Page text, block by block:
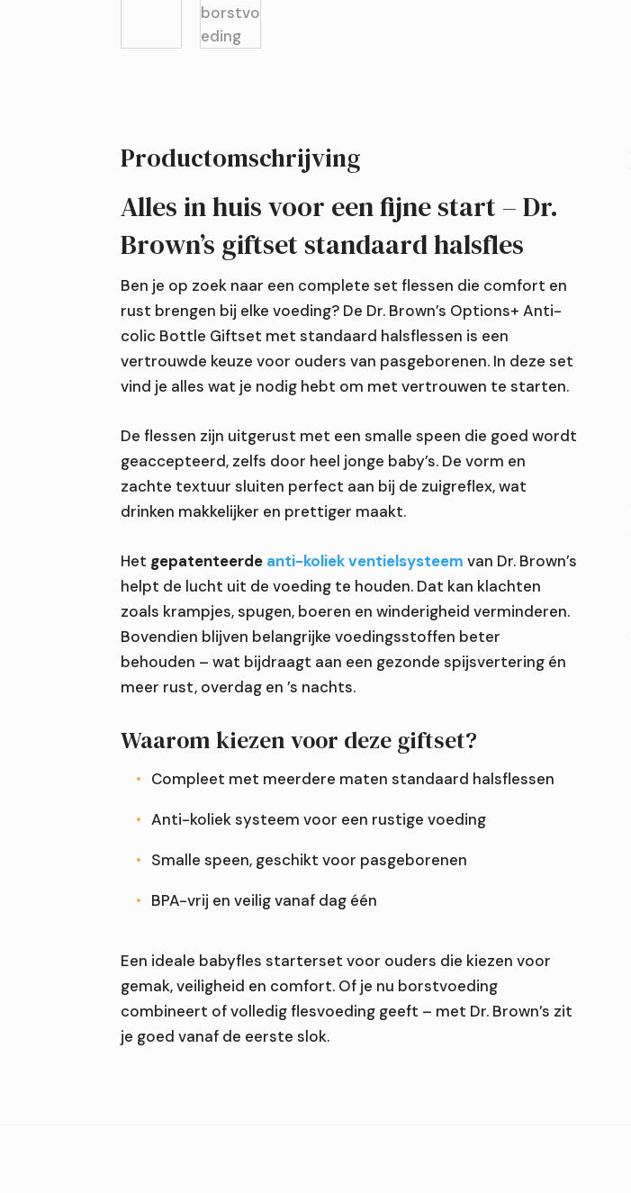
Productomschrijving
Alles in huis voor een fijne start – Dr.
Brown’s giftset standaard halsfles
Ben je op zoek naar een complete set flessen die comfort en
rust brengen bij elke voeding? De Dr. Brown’s Options+ Anti-
colic Bottle Giftset met standaard halsflessen is een
vertrouwde keuze voor ouders van pasgeborenen. In deze set
vind je alles wat je nodig hebt om met vertrouwen te starten.
De flessen zijn uitgerust met een smalle speen die goed wordt
geaccepteerd, zelfs door heel jonge baby’s. De vorm en
zachte textuur sluiten perfect aan bij de zuigreflex, wat
drinken makkelijker en prettiger maakt.
Het gepatenteerde anti-koliek ventielsysteem van Dr. Brown’s
helpt de lucht uit de voeding te houden. Dat kan klachten
zoals krampjes, spugen, boeren en winderigheid verminderen.
Bovendien blijven belangrijke voedingsstoffen beter
behouden – wat bijdraagt aan een gezonde spijsvertering én
meer rust, overdag en ’s nachts.
Waarom kiezen voor deze giftset?
Compleet met meerdere maten standaard halsflessen
Anti-koliek systeem voor een rustige voeding
Smalle speen, geschikt voor pasgeborenen
BPA-vrij en veilig vanaf dag één
Een ideale babyfles starterset voor ouders die kiezen voor
gemak, veiligheid en comfort. Of je nu borstvoeding
combineert of volledig flesvoeding geeft – met Dr. Brown’s zit
je goed vanaf de eerste slok.